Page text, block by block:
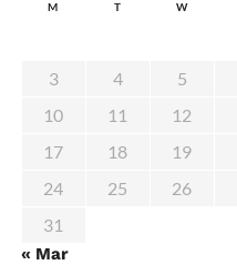
M T W
3
4 5
10
11 12
17
18 19
24
25 26
31
« Mar